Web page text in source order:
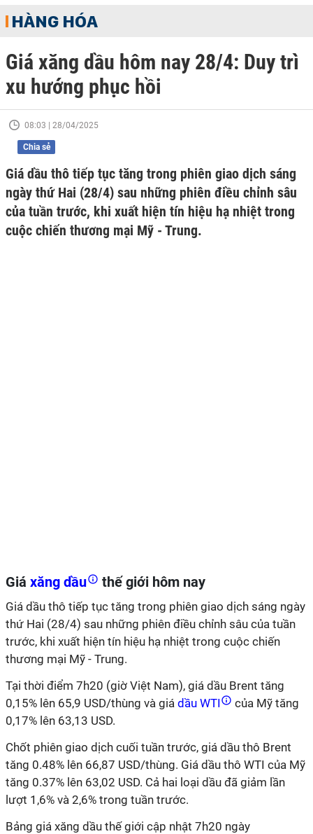
HÀNG HÓA
Giá xăng dầu hôm nay 28/4: Duy trì
xu hướng phục hồi
08:03 | 28/04/2025
Chia sẻ
Giá dầu thô tiếp tục tăng trong phiên giao dịch sáng
ngày thứ Hai (28/4) sau những phiên điều chỉnh sâu
của tuần trước, khi xuất hiện tín hiệu hạ nhiệt trong
cuộc chiến thương mại Mỹ - Trung.
Giá xăng dầu thế giới hôm nay
Giá dầu thô tiếp tục tăng trong phiên giao dịch sáng ngày
thứ Hai (28/4) sau những phiên điều chỉnh sâu của tuần
trước, khi xuất hiện tín hiệu hạ nhiệt trong cuộc chiến
thương mại Mỹ - Trung.
Tại thời điểm 7h20 (giờ Việt Nam), giá dầu Brent tăng
0,15% lên 65,9 USD/thùng và giá dầu WTI
của Mỹ tăng
0,17% lên 63,13 USD.
Chốt phiên giao dịch cuối tuần trước, giá dầu thô Brent
tăng 0.48% lên 66,87 USD/thùng. Giá dầu thô WTI của Mỹ
tăng 0.37% lên 63,02 USD. Cả hai loại dầu đã giảm lần
lượt 1,6% và 2,6% trong tuần trước.
Bảng giá xăng dầu thế giới cập nhật 7h20 ngày